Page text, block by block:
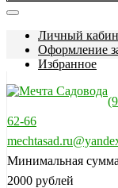
Личный
Оформление
Избранное
62-66
Минимальная сумма
2000 рублей